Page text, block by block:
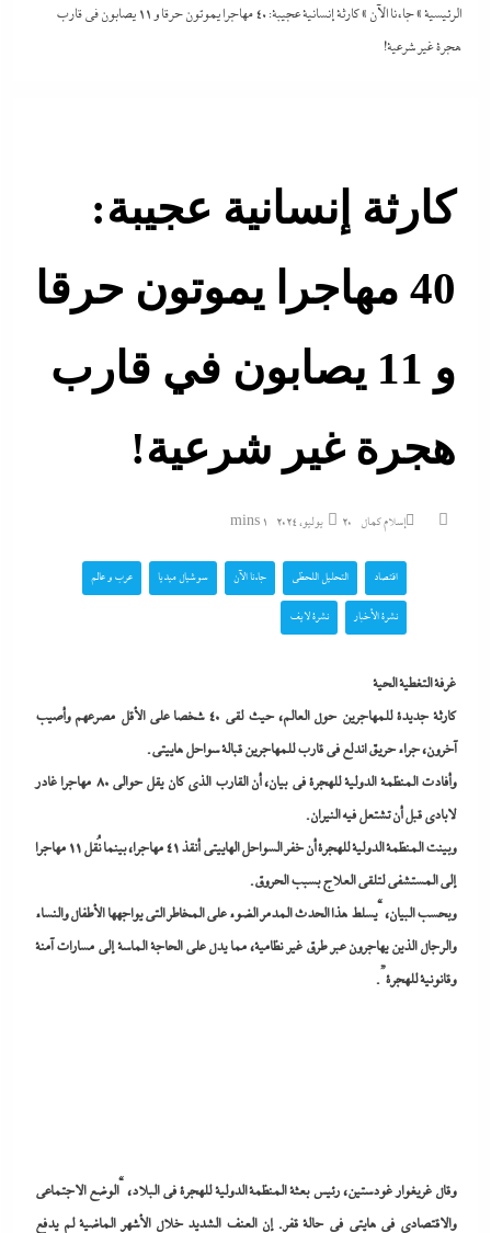
الرئيسية»جاءنا الآن »
كارثة إنسانية عجيبة: 40 مهاجرا يموتون حرقا و 11 يصابون في قارب
هجرة غير شرعية!
كارثة إنسانية عجيبة:
40 مهاجرا يموتون حرقا
و 11 يصابون في قارب
هجرة غير شرعية!
إسلام كمال 20 يوليو، 2024 1 mins
اقتصاد التحليل اللحظي جاءنا الآن سوشيال ميديا عرب و عالم
نشرة الأخبار نشرة لايف
غرفة التغطية الحية
كارثة جديدة للمهاجرين حول العالم، حيث لقي 40 شخصا على الأقل مصرعهم وأصيب
آخرون، جراء حريق اندلع في قارب للمهاجرين قبالة سواحل هاييتي.
وأفادت المنظمة الدولية للهجرة في بيان، أن القارب الذي كان يقل حوالى ٨٠ مهاجرا غادر
لابادي قبل أن تشتعل فيه النيران.
وبينت المنظمة الدولية للهجرة أن خفر السواحل الهاييتي أنقذ 41 مهاجرا، بينما نُقل 11 مهاجرا
إلى المستشفى لتلقي العلاج بسبب الحروق.
وبحسب البيان، “يسلط هذا الحدث المدمر الضوء على المخاطر التي يواجهها الأطفال والنساء
والرجال الذين يهاجرون عبر طرق غير نظامية، مما يدل على الحاجة الماسة إلى مسارات آمنة
وقانونية للهجرة”.
وقال غريغوار غودستين، رئيس بعثة المنظمة الدولية للهجرة في البلاد، “الوضع الاجتماعي
والاقتصادي في هايتي في حالة قفر. إن العنف الشديد خلال الأشهر الماضية لم يدفع